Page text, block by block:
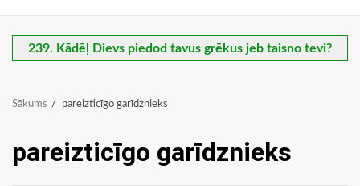
239. Kādēļ Dievs piedod tavus grēkus jeb taisno tevi?
Sākums pareizticīgo garīdznieks
pareizticīgo garīdznieks